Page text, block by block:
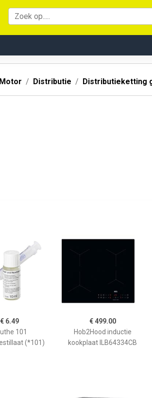
Motor Distributie Distributieketting
€ 6.49
101
(*101)
€ 499.00
Hob2Hood inductie
kookplaat ILB64334CB